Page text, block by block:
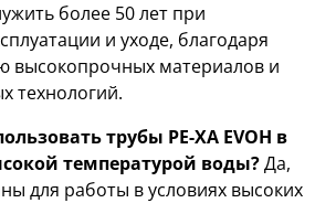
более 50 лет при
и уходе, благодаря
высокопрочных материалов и
технологий.
трубы PE-XA EVOH в
температурой воды?Да,
для работы в условиях высоких